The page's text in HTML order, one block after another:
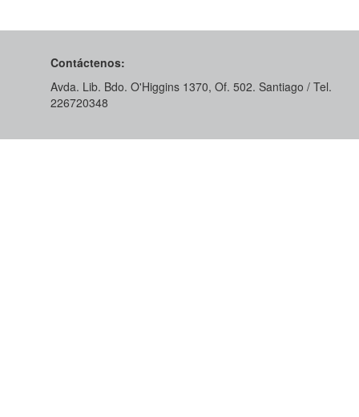
Contáctenos:
Avda. Lib. Bdo. O'Higgins 1370, Of. 502. Santiago / Tel.
226720348